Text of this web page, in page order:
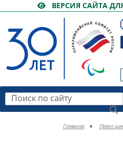
ВЕРСИЯ САЙТА
Поиск по сайту
Главная Пресс-